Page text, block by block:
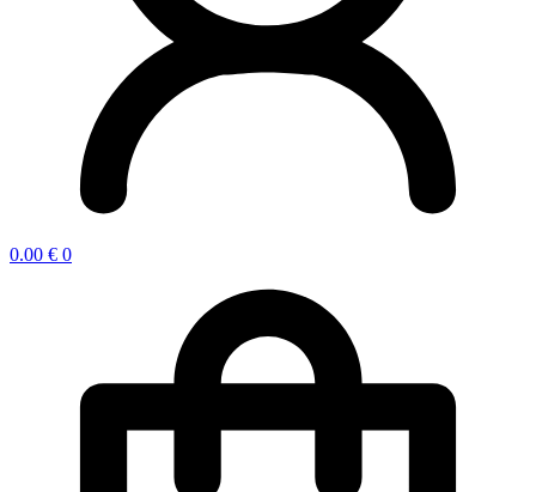
0.00 € 0